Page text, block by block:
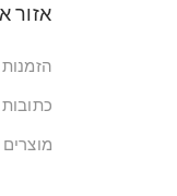
אזור
הזמנות
כתובות